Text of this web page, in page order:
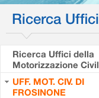
Ricerca
Ricerca Uffici della
Motorizzazione
UFF. MOT. CIV. DI
FROSINONE